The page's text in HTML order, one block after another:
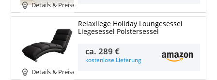
Details & Preise
Details & Preise
Relaxliege Holiday Loungesessel
Liegesessel Polstersessel
ca.289 €
kostenlose Lieferung